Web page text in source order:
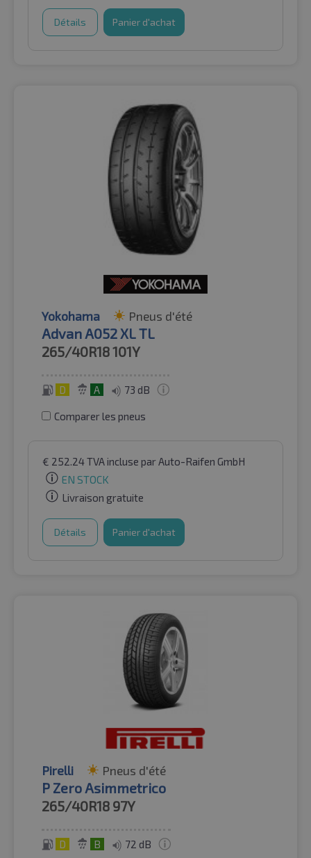
Détails Panier d'achat
Yokohama Pneus d'été
Advan A052 XL TL
265/40R18101Y
D A 73 dB
Comparer les pneus
€ 252.24TVA incluse par Auto-Raifen GmbH
EN STOCK
Livraison gratuite
Détails Panier d'achat
Pirelli Pneus d'été
P Zero Asimmetrico
265/40R18 97Y
D B 72 dB